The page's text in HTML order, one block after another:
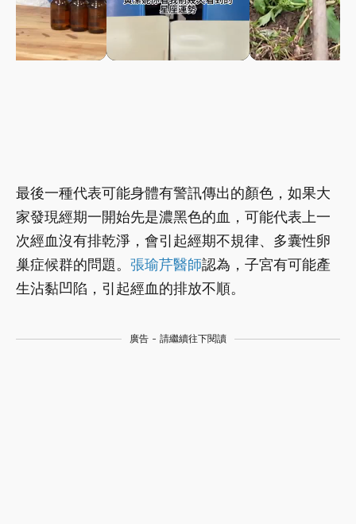
最後一種代表可能身體有警訊傳出的顏色，如果大
家發現經期一開始先是濃黑色的血，可能代表上一
次經血沒有排乾淨，會引起經期不規律、多囊性卵
巢症候群的問題。 張瑜芹醫師認為，子宮有可能產
生沾黏凹陷，引起經血的排放不順。
廣告 - 請繼續往下閱讀